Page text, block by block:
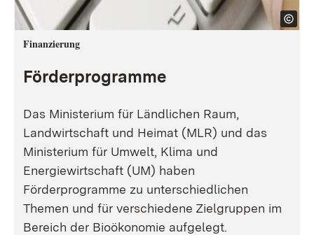
Finanzierung
Förderprogramme
Das Ministerium für Ländlichen Raum,
Landwirtschaft und Heimat (MLR) und das
Ministerium für Umwelt, Klima und
Energiewirtschaft (UM) haben
Förderprogramme zu unterschiedlichen
Themen und für verschiedene Zielgruppen im
Bereich der Bioökonomie aufgelegt.